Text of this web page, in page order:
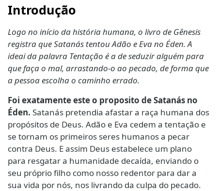
Introdução
Logo no início da história humana, o livro de Gênesis
registra que Satanás tentou Adão e Eva no Éden. A
ideai da palavra Tentação é a de seduzir alguém para
que faça o mal, arrastando-o ao pecado, de forma que
a pessoa escolha o caminho errado.
Foi exatamente este o proposito de Satanás no
Éden. Satanás pretendia afastar a raça humana dos
propósitos de Deus. Adão e Eva cedem a tentação e
se tornam os primeiros seres humanos a pecar
contra Deus. E assim Deus estabelece um plano
para resgatar a humanidade decaída, enviando o
seu próprio filho como nosso redentor para dar a
sua vida por nós, nos livrando da culpa do pecado.